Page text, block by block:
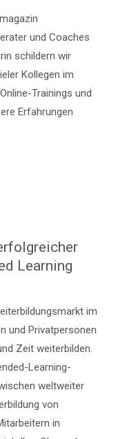
und Coaches
schildern wir
Kollegen im
Trainings und
Erfahrungen
Learning
im
und Privatpersonen
Zeit weiterbilden.
Learning-
weltweiter
von
in